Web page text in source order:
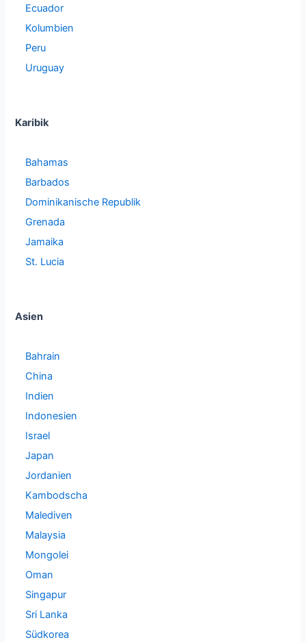
Ecuador
Kolumbien
Peru
Uruguay
Karibik
Bahamas
Barbados
Dominikanische Republik
Grenada
Jamaika
St. Lucia
Asien
Bahrain
China
Indien
Indonesien
Israel
Japan
Jordanien
Kambodscha
Malediven
Malaysia
Mongolei
Oman
Singapur
Sri Lanka
Südkorea